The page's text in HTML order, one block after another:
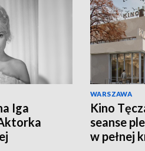
Iga
WARSZAWA
Kino
seanse
w pełnej